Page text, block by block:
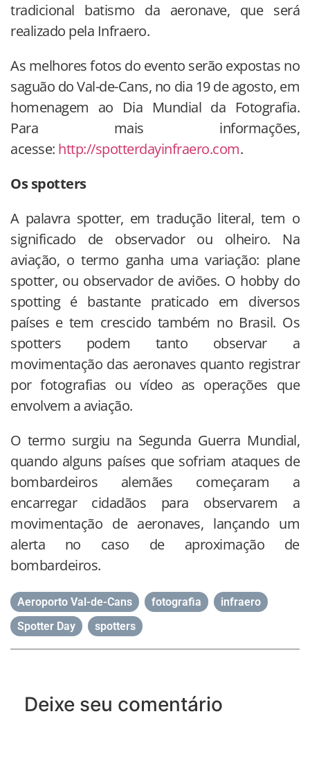
tradicional batismo da aeronave, que será
realizado pela Infraero.
As melhores fotos do evento serão expostas no
saguão do Val-de-Cans, no dia 19 de agosto, em
homenagem ao Dia Mundial da Fotografia.
Para mais informações,
acesse: http://spotterdayinfraero.com.
Os spotters
A palavra spotter, em tradução literal, tem o
significado de observador ou olheiro. Na
aviação, o termo ganha uma variação: plane
spotter, ou observador de aviões. O hobby do
spotting é bastante praticado em diversos
países e tem crescido também no Brasil. Os
spotters podem tanto observar a
movimentação das aeronaves quanto registrar
por fotografias ou vídeo as operações que
envolvem a aviação.
O termo surgiu na Segunda Guerra Mundial,
quando alguns países que sofriam ataques de
bombardeiros alemães começaram a
encarregar cidadãos para observarem a
movimentação de aeronaves, lançando um
alerta no caso de aproximação de
bombardeiros.
Aeroporto Val-de-Cans fotografia infraero
Spotter Day
spotters
Deixe seu comentário